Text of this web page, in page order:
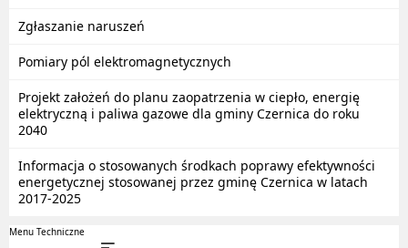
Zgłaszanie naruszeń
Pomiary pól elektromagnetycznych
Projekt założeń do planu zaopatrzenia w ciepło, energię
elektryczną i paliwa gazowe dla gminy Czernica do roku
2040
Informacja o stosowanych środkach poprawy efektywności
energetycznej stosowanej przez gminę Czernica w latach
2017-2025
Menu Techniczne